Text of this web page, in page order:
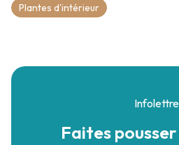
Plantes d'intérieur
Infolettre
Faites pousser